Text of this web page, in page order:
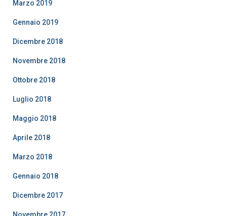
Marzo 2019
Gennaio 2019
Dicembre 2018
Novembre 2018
Ottobre 2018
Luglio 2018
Maggio 2018
Aprile 2018
Marzo 2018
Gennaio 2018
Dicembre 2017
Novembre 2017